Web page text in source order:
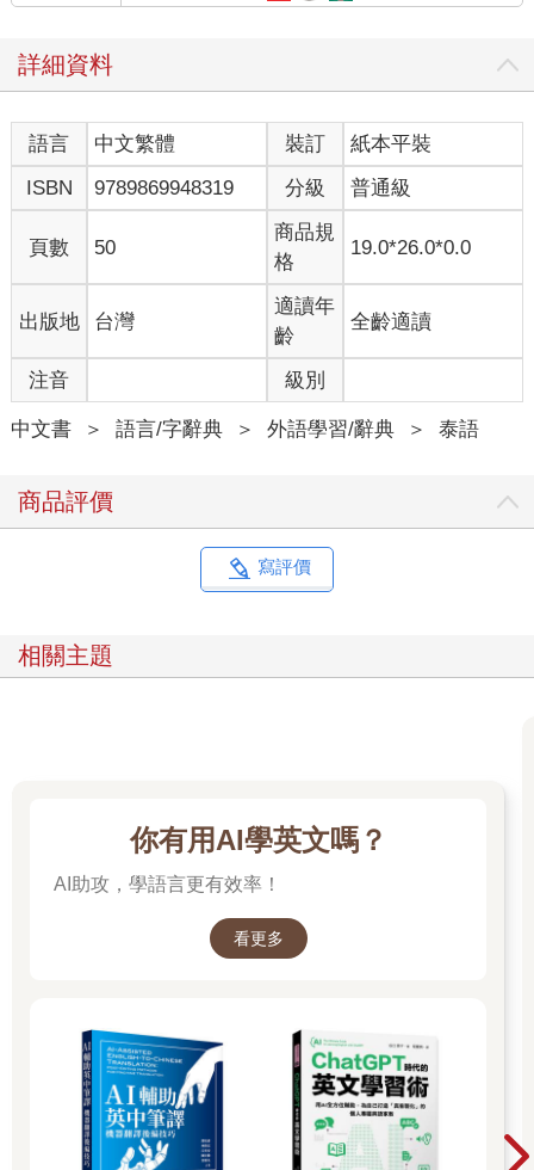
詳細資料
語言 中文繁體 裝訂
紙本平裝
ISBN
9789869948319 分級 普通級
頁數 50
商品規
格
19.0*26.0*0.0
出版地 台灣
適讀年
齡
全齡適讀
注音 級別
中文書 ＞ 語言/字辭典 ＞ 外語學習/辭典 ＞ 泰語
商品評價
寫評價
相關主題
你有用AI學英文嗎？
AI助攻，學語言更有效率！
看更多